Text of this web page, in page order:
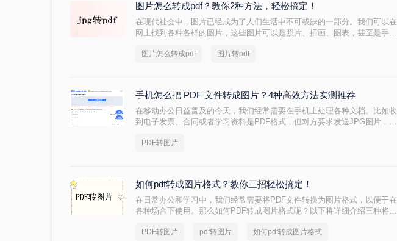
图片怎么转成pdf？教你2种方法，轻松搞定！
在现代社会中，图片已经成为了人们生活中不可或缺的一部分。我们可以在
网上找到各种各样的图片，这些图片可以是照片、插画、图表，甚至是手写
片怎么转成pdf呢？下面这款软件，大家可以先收藏一下。
图片怎么转成pdf 图片转pdf
手机怎么把 PDF 文件转成图片？4种高效方法实测推荐
在移动办公日益普及的今天，我们经常需要在手机上处理各种文档。比如收
到电子发票、合同或者学习资料是PDF格式，但对方要求发送JPG图片，或
PDF转图片
如何pdf转成图片格式？教你三招轻松搞定！
在日常办公和学习中，我们经常需要将PDF文件转换为图片格式，以便于在
各种场合下使用。那么如何PDF转成图片格式呢？以下将详细介绍三种将
PDF转图片 pdf转图片 如何pdf转成图片格式